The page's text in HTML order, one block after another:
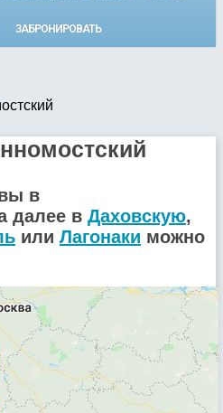
ЗАБРОНИРОВАТЬ
в
далее в Даховскую,
или Лагонаки можно